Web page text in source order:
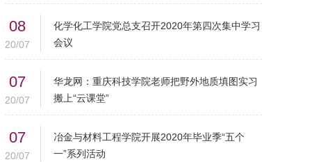
08
20/07
化学化工学院党总支召开2020年第四次集中学习
会议
07
20/07
华龙网：重庆科技学院老师把野外地质填图实习
搬上“云课堂”
07
20/07
冶金与材料工程学院开展2020年毕业季“五个
一”系列活动